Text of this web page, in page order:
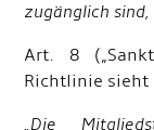
zugänglich
Art. 8
Richtlinie sieht
„Die